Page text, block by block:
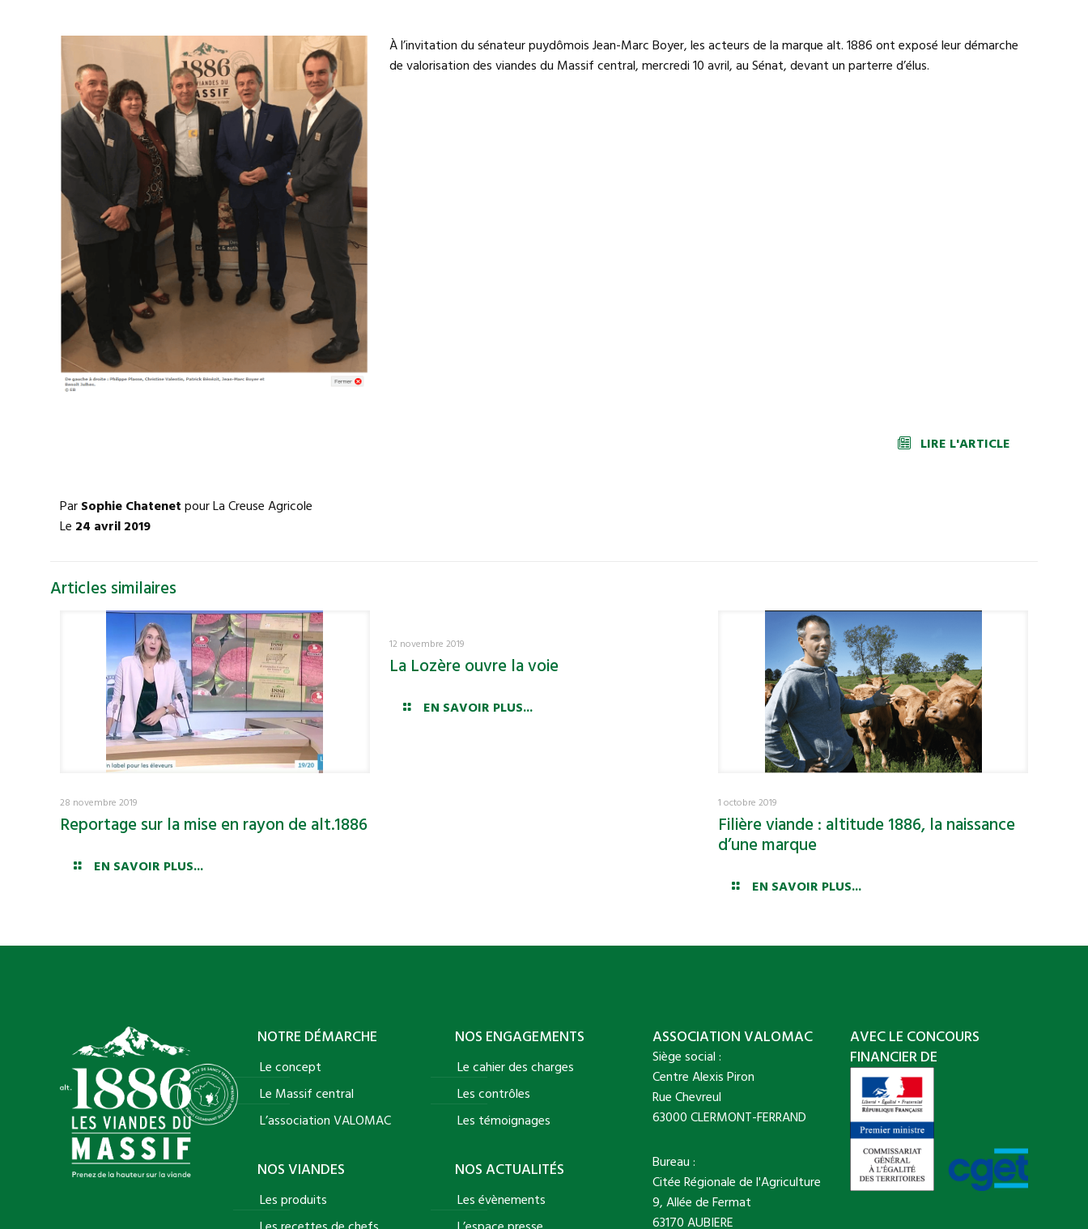
À l’invitation du sénateur puydômois Jean-Marc Boyer, les acteurs de la marque alt. 1886 ont exposé leur démarche
de valorisation des viandes du Massif central, mercredi 10 avril, au Sénat, devant un parterre d’élus.
LIRE L'ARTICLE
Par Sophie Chatenet pour La Creuse Agricole
Le 24 avril 2019
Articles similaires
28 novembre 2019
Reportage sur la mise en rayon de alt.1886
EN SAVOIR PLUS...
12 novembre 2019
La Lozère ouvre la voie
EN SAVOIR PLUS...
1 octobre 2019
Filière viande : altitude 1886, la naissance
d’une marque
EN SAVOIR PLUS...
NOTRE DÉMARCHE
Le concept
Le Massif central
L’association VALOMAC
NOS VIANDES
Les produits
NOS ENGAGEMENTS
Le cahier des charges
Les contrôles
Les témoignages
NOS ACTUALITÉS
Les évènements
ASSOCIATION VALOMAC
Siège social :
Centre Alexis Piron
Rue Chevreul
63000 CLERMONT-FERRAND
Bureau :
Citée Régionale de l'Agriculture
9, Allée de Fermat
63170 AUBIERE
AVEC LE CONCOURS
FINANCIER DE